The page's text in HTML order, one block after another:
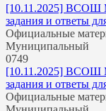
[10.11.2025] ВСОШ
задания и ответы
Официальные
Муниципальный
0749
[10.11.2025] ВСОШ
задания и ответы
Официальные